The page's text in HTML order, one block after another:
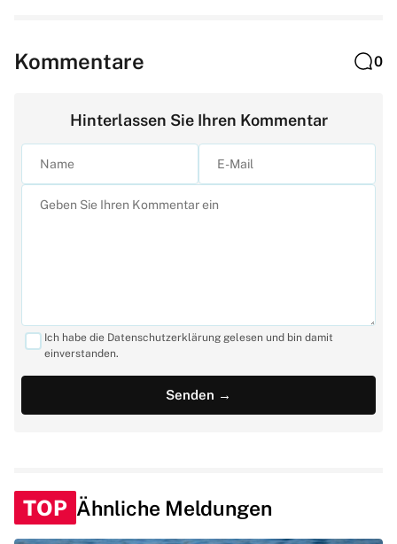
Kommentare 0
Hinterlassen Sie Ihren Kommentar
Ich habe die Datenschutzerklärung gelesen und bin damit
einverstanden.
TOP Ähnliche Meldungen